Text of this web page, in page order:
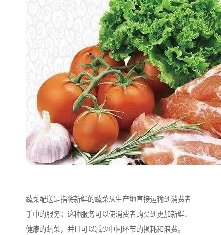
蔬菜配送是指将新鲜的蔬菜从生产地直接运输到消费者
手中的服务；这种服务可以使消费者购买到更加新鲜、
健康的蔬菜，并且可以减少中间环节的损耗和浪费。